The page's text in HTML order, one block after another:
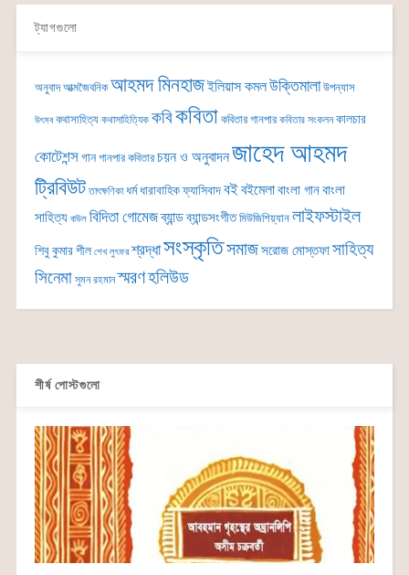
ট্যাগগুলো
অনুবাদ আত্মজৈবনিক আহমদ মিনহাজইলিয়াস কমলউক্তিমালা উপন্যাস
উৎসব কথাসাহিত্য কথাসাহিত্যিক কবিকবিতা কবিতার গানপার কবিতার সংকলন কালচার
কোটেশন্সগান গানপার কবিতার চয়ন ও অনুবাদনজাহেদ আহমদ
ট্রিবিউট তাৎক্ষণিকা ধর্ম ধারাবাহিকফ্যাসিবাদবইবইমেলাবাংলা গানবাংলা
সাহিত্য বাউল বিদিতা গোমেজব্যান্ডব্যান্ডসংগীত মিউজিশিয়্যান লাইফস্টাইল
শিবু কুমার শীল শেখ লুৎফর শ্রদ্ধাসংস্কৃতিসমাজসরোজ মোস্তফাসাহিত্য
সিনেমা সুমন রহমান স্মরণহলিউড
শীর্ষ পোস্টগুলো